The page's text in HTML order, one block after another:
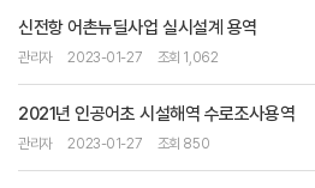
신전항 어촌뉴딜사업 실시설계 용역
관리자 2023-01-27 조회 1,062
2021년 인공어초 시설해역 수로조사용역
관리자 2023-01-27 조회 850